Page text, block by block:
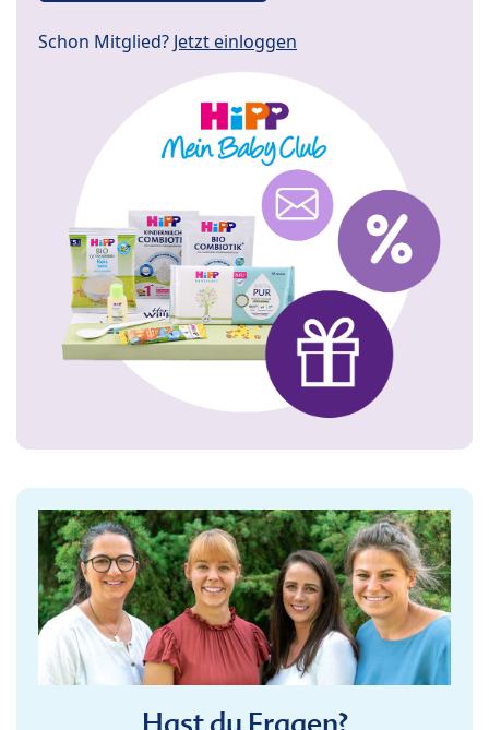
Schon Mitglied? Jetzt einloggen